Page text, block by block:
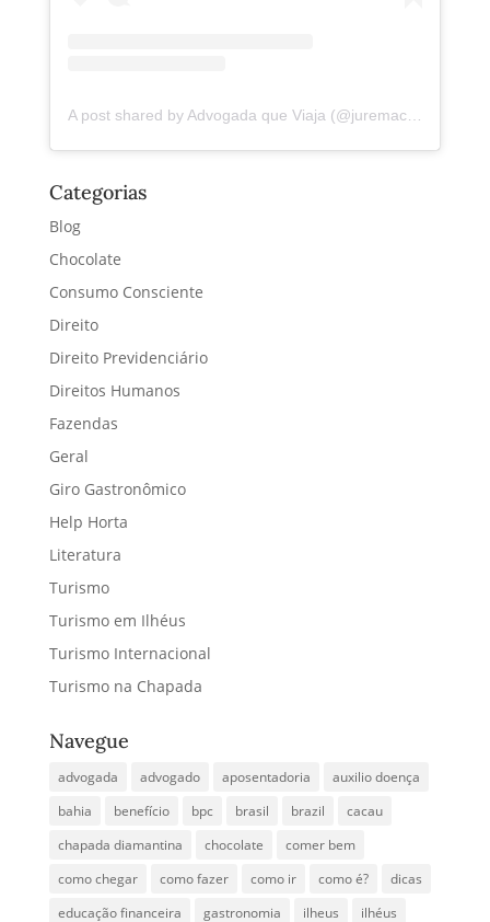
A post shared by Advogada que Viaja (@juremacintra)
Categorias
Blog
Chocolate
Consumo Consciente
Direito
Direito Previdenciário
Direitos Humanos
Fazendas
Geral
Giro Gastronômico
Help Horta
Literatura
Turismo
Turismo em Ilhéus
Turismo Internacional
Turismo na Chapada
Navegue
advogada advogado aposentadoria
auxilio doença
bahia
benefício bpc brasil brazil
cacau
chapada diamantina
chocolate
comer bem
como chegar
como fazer como ir como é?
dicas
educação financeira
gastronomia ilheus ilhéus